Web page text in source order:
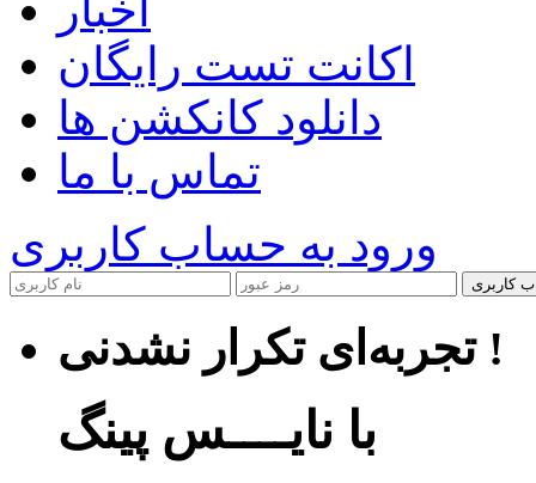
اخبار
اکانت تست رایگان
دانلود کانکشن ها
تماس با ما
ورود به حساب کاربری
کاربری
تجربه‌ای تکرار نشدنی !
با نایــــس پینگ